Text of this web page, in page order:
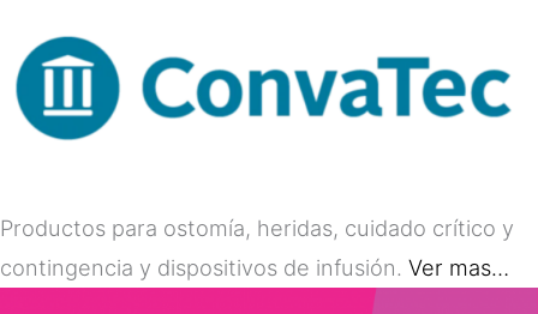
Productos para ostomía, heridas, cuidado crítico y
contingencia y dispositivos de infusión. Ver mas…